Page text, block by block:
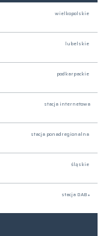
wielkopolskie
lubelskie
podkarpackie
stacja internetowa
stacja ponadregionalna
śląskie
stacja DAB+